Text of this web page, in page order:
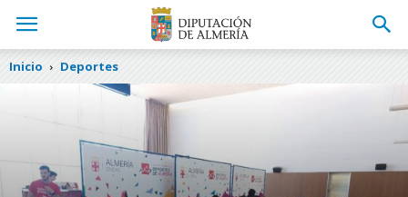
Inicio Deportes